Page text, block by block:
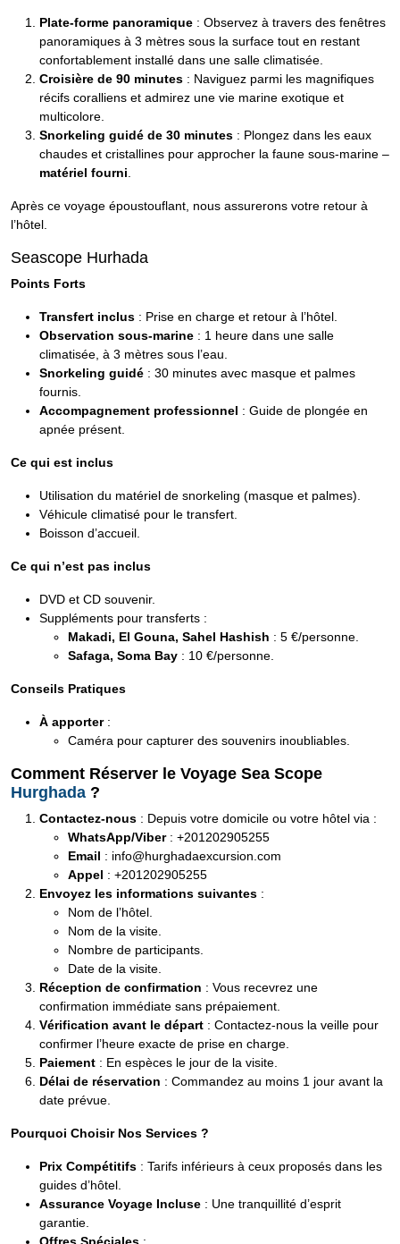
Plate-forme panoramique : Observez à travers des fenêtres
panoramiques à 3 mètres sous la surface tout en restant
confortablement installé dans une salle climatisée.
Croisière de 90 minutes : Naviguez parmi les magnifiques
récifs coralliens et admirez une vie marine exotique et
multicolore.
Snorkeling guidé de 30 minutes : Plongez dans les eaux
chaudes et cristallines pour approcher la faune sous-marine –
matériel fourni
Après ce voyage époustouflant, nous assurerons votre retour à
l’hôtel.
Seascope Hurhada
Points Forts
Transfert inclus : Prise en charge et retour à l’hôtel.
Observation sous-marine : 1 heure dans une salle
climatisée, à 3 mètres sous l’eau.
Snorkeling guidé : 30 minutes avec masque et palmes
fournis.
Accompagnement professionnel : Guide de plongée en
apnée présent.
Ce qui est inclus
Utilisation du matériel de snorkeling (masque et palmes).
Véhicule climatisé pour le transfert.
Boisson d’accueil.
Ce qui n’est pas inclus
DVD et CD souvenir.
Suppléments pour transferts :
Makadi, El Gouna, Sahel Hashish : 5 €/personne.
Safaga, Soma Bay : 10 €/personne.
Conseils Pratiques
À apporter:
Caméra pour capturer des souvenirs inoubliables.
Comment Réserver le Voyage Sea Scope
Hurghada ?
Contactez-nous : Depuis votre domicile ou votre hôtel via :
WhatsApp/Viber: +201202905255
Email : info@hurghadaexcursion.com
Appel : +201202905255
Envoyez les informations suivantes :
Nom de l’hôtel.
Nom de la visite.
Nombre de participants.
Date de la visite.
Réception de confirmation : Vous recevrez une
confirmation immédiate sans prépaiement.
Vérification avant le départ : Contactez-nous la veille pour
confirmer l’heure exacte de prise en charge.
Paiement : En espèces le jour de la visite.
Délai de réservation : Commandez au moins 1 jour avant la
date prévue.
Pourquoi Choisir Nos Services ?
Prix Compétitifs : Tarifs inférieurs à ceux proposés dans les
guides d’hôtel.
Assurance Voyage Incluse : Une tranquillité d’esprit
garantie.